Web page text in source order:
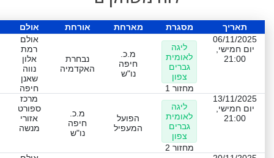
תאריך מסגרת מארחת אורחת
אולם
06/11/2025
יום חמישי,
21:00
ליגה
לאומית
גברים
צפון
מחזור 1
מ.כ.
חיפה
נו"ש
נבחרת
האקדמיה
אולם
רמת
אלון
נווה
שאנן
חיפה
13/11/2025
יום חמישי,
21:00
ליגה
לאומית
גברים
צפון
מחזור 2
הפועל
המעפיל
מ.כ.
חיפה
נו"ש
מרכז
ספורט
אזורי
מנשה